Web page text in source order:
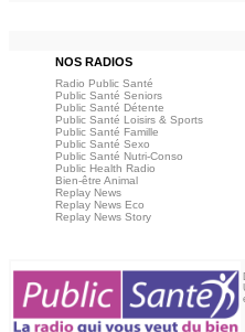
NOS RADIOS
Radio Public Santé
Public Santé Seniors
Public Santé Détente
Public Santé Loisirs & Sports
Public Santé Famille
Public Santé Sexo
Public Santé Nutri-Conso
Public Health Radio
Bien-être Animal
Replay News
Replay News Eco
Replay News Story